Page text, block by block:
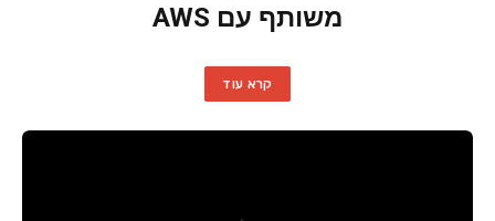
משותף עם AWS
קרא עוד